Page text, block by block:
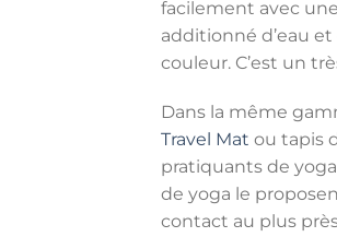
facilement avec
additionné d’eau
couleur. C’est un
Dans la même
Travel Mat ou tapis
pratiquants de
de yoga le
contact au plus